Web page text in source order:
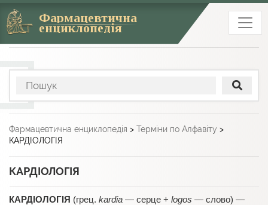
Фармацевтична
енциклопедія
Фармацевтична енциклопедія > Терміни по Алфавіту >
КАРДІОЛОГІЯ
КАРДІОЛОГІЯ
КАРДІОЛОГІЯ (грец. kardia — серце + logos — слово) —